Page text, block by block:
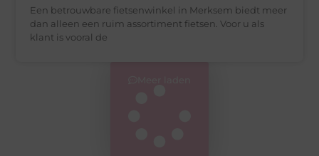
Een betrouwbare fietsenwinkel in Merksem biedt meer
dan alleen een ruim assortiment fietsen. Voor u als
klant is vooral de